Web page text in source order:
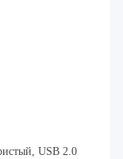
USB 2.0